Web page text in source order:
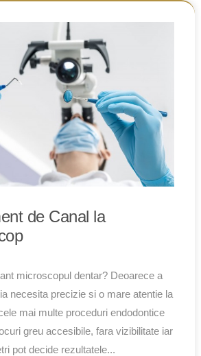
de Canal la
microscopul dentar? Deoarece a
necesita precizie si o mare atentie la
mai multe proceduri endodontice
greu accesibile, fara vizibilitate iar
pot decide rezultatele...